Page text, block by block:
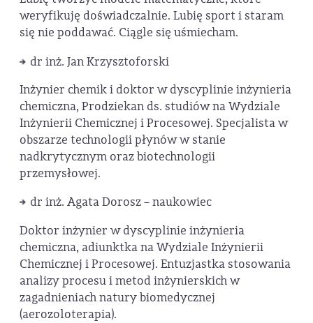
weryfikuję doświadczalnie. Lubię sport i staram
się nie poddawać. Ciągle się uśmiecham.
dr inż. Jan Krzysztoforski
Inżynier chemik i doktor w dyscyplinie inżynieria
chemiczna, Prodziekan ds. studiów na Wydziale
Inżynierii Chemicznej i Procesowej. Specjalista w
obszarze technologii płynów w stanie
nadkrytycznym oraz biotechnologii
przemysłowej.
dr inż. Agata Dorosz – naukowiec
Doktor inżynier w dyscyplinie inżynieria
chemiczna, adiunktka na Wydziale Inżynierii
Chemicznej i Procesowej. Entuzjastka stosowania
analizy procesu i metod inżynierskich w
zagadnieniach natury biomedycznej
(aerozoloterapia).